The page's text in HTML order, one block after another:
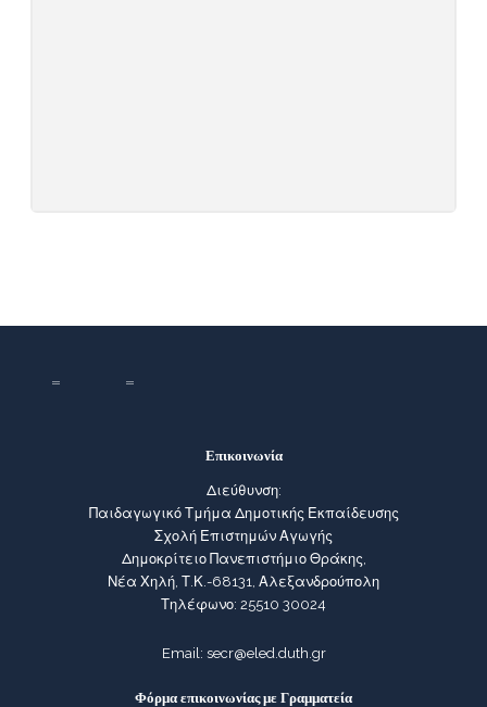
Επικοινωνία
Διεύθυνση:
Παιδαγωγικό Τμήμα Δημοτικής Εκπαίδευσης
Σχολή Επιστημών Αγωγής
Δημοκρίτειο Πανεπιστήμιο Θράκης,
Νέα Χηλή, Τ.Κ.-68131, Αλεξανδρούπολη
Τηλέφωνο: 25510 30024
Email: secr@eled.duth.gr
Φόρμα επικοινωνίας με Γραμματεία